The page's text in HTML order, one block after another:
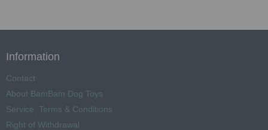
Information
Contact
About BamBam Dog Toys
Service, Terms & Conditions
Right of Withdrawal